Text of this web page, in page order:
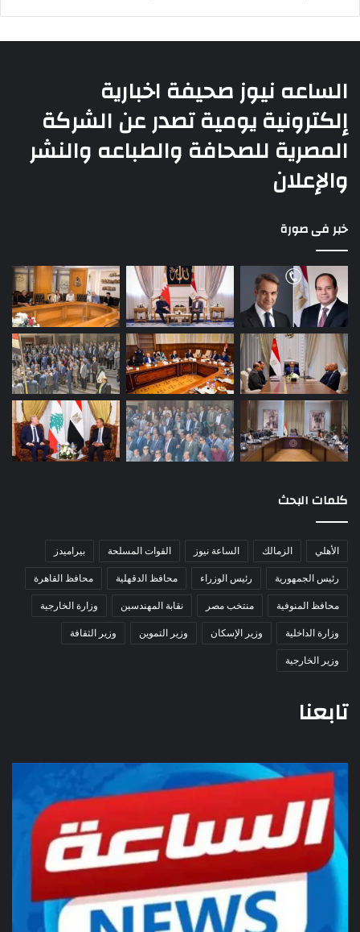
الساعه نيوز صحيفة اخبارية
إلكترونية يومية تصدر عن الشركة
المصرية للصحافة والطباعه والنشر
والإعلان
خبر فى صورة
كلمات البحث
الأهلي الزمالك الساعة نيوز القوات المسلحة
بيراميدز
رئيس الجمهورية
رئيس الوزراء محافظ الدقهلية
محافظ القاهرة
محافظ المنوفية
منتخب مصر نقابة المهندسين
وزارة الخارجية
وزارة الداخلية
وزير الإسكان وزير التموين
وزير الثقافة
وزير الخارجية
تابعنا